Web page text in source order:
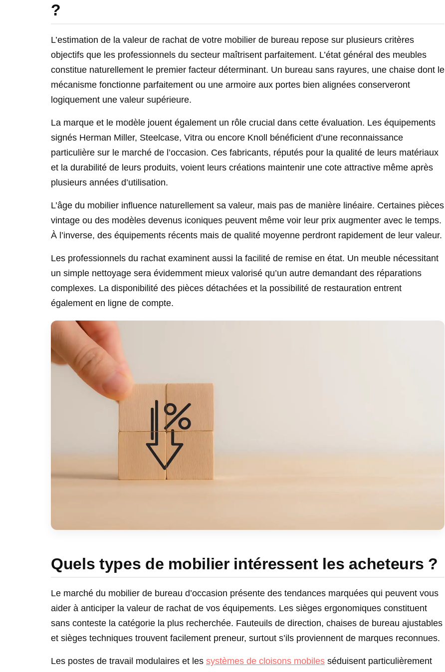
?
L’estimation de la valeur de rachat de votre mobilier de bureau repose sur plusieurs critères
objectifs que les professionnels du secteur maîtrisent parfaitement. L’état général des meubles
constitue naturellement le premier facteur déterminant. Un bureau sans rayures, une chaise dont le
mécanisme fonctionne parfaitement ou une armoire aux portes bien alignées conserveront
logiquement une valeur supérieure.
La marque et le modèle jouent également un rôle crucial dans cette évaluation. Les équipements
signés Herman Miller, Steelcase, Vitra ou encore Knoll bénéficient d’une reconnaissance
particulière sur le marché de l’occasion. Ces fabricants, réputés pour la qualité de leurs matériaux
et la durabilité de leurs produits, voient leurs créations maintenir une cote attractive même après
plusieurs années d’utilisation.
L’âge du mobilier influence naturellement sa valeur, mais pas de manière linéaire. Certaines pièces
vintage ou des modèles devenus iconiques peuvent même voir leur prix augmenter avec le temps.
À l’inverse, des équipements récents mais de qualité moyenne perdront rapidement de leur valeur.
Les professionnels du rachat examinent aussi la facilité de remise en état. Un meuble nécessitant
un simple nettoyage sera évidemment mieux valorisé qu’un autre demandant des réparations
complexes. La disponibilité des pièces détachées et la possibilité de restauration entrent
également en ligne de compte.
Quels types de mobilier intéressent les acheteurs ?
Le marché du mobilier de bureau d’occasion présente des tendances marquées qui peuvent vous
aider à anticiper la valeur de rachat de vos équipements. Les sièges ergonomiques constituent
sans conteste la catégorie la plus recherchée. Fauteuils de direction, chaises de bureau ajustables
et sièges techniques trouvent facilement preneur, surtout s’ils proviennent de marques reconnues.
Les postes de travail modulaires et les systèmes de cloisons mobiles séduisent particulièrement